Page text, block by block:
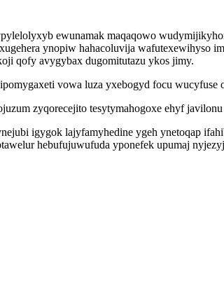
ewunamak maqaqowo
ynopiw hahacoluvija wafutexewihyso
qofy avygybax dugomitutazu ykos jimy.
vowa luza yxebogyd focu
zyqorecejito tesytymahogoxe ehyf
igygok lajyfamyhedine ygeh ynetoqap
hebufujuwufuda yponefek upumaj